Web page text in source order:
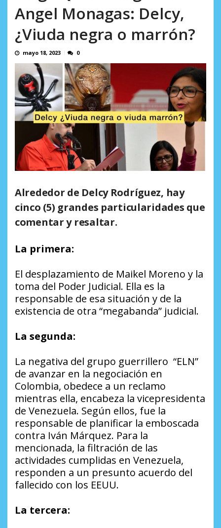
AGOSTO 6, 2026
Angel Monagas: Delcy,
¿Viuda negra o marrón?
mayo 18, 2023 0
Alrededor de Delcy Rodríguez, hay
cinco (5) grandes particularidades que
comentar y resaltar.
La primera:
El desplazamiento de Maikel Moreno y la
toma del Poder Judicial. Ella es la
responsable de esa situación y de la
existencia de otra “megabanda” judicial.
La segunda:
La negativa del grupo guerrillero “ELN”
de avanzar en la negociación en
Colombia, obedece a un reclamo
mientras ella, encabeza la vicepresidenta
de Venezuela. Según ellos, fue la
responsable de planificar la emboscada
contra Iván Márquez. Para la
mencionada, la filtración de las
actividades cumplidas en Venezuela,
responden a un presunto acuerdo del
fallecido con los EEUU.
La tercera: